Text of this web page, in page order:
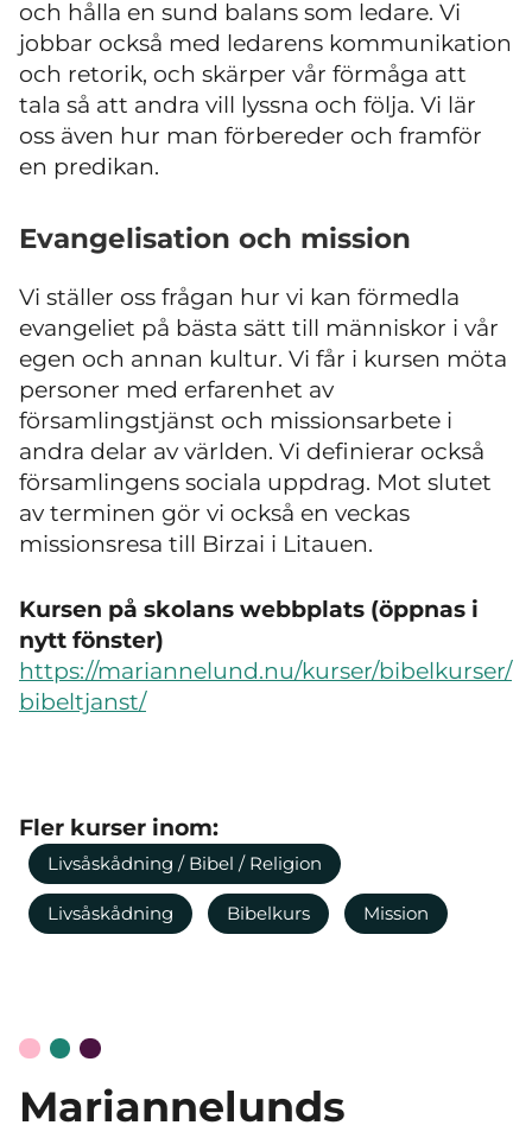
och hålla en sund balans som ledare. Vi
jobbar också med ledarens kommunikation
och retorik, och skärper vår förmåga att
tala så att andra vill lyssna och följa. Vi lär
oss även hur man förbereder och framför
en predikan.
Evangelisation och mission
Vi ställer oss frågan hur vi kan förmedla
evangeliet på bästa sätt till människor i vår
egen och annan kultur. Vi får i kursen möta
personer med erfarenhet av
församlingstjänst och missionsarbete i
andra delar av världen. Vi definierar också
församlingens sociala uppdrag. Mot slutet
av terminen gör vi också en veckas
missionsresa till Birzai i Litauen.
Kursen på skolans webbplats (öppnas i
nytt fönster)
https://mariannelund.nu/kurser/bibelkurser/
bibeltjanst/
Fler kurser inom:
Livsåskådning / Bibel / Religion
Livsåskådning Bibelkurs Mission
Mariannelunds